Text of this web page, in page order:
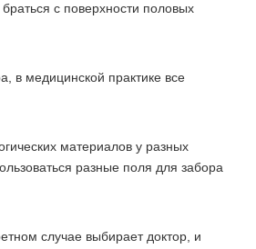
с поверхности половых
в медицинской практике все
материалов у разных
разные поля для забора
случае выбирает доктор, и